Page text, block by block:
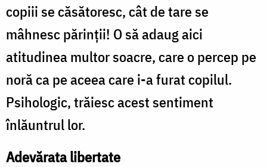
copiii se căsătoresc, cât de tare se
mâhnesc părinţii! O să adaug aici
atitudinea multor soacre, care o percep pe
noră ca pe aceea care i-a furat copilul.
Psihologic, trăiesc acest sentiment
înlăuntrul lor.
Adevărata libertate